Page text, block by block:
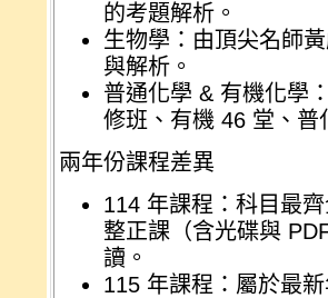
的考題解析。
生物學 ：由頂尖名師
與解析。
普通化學 & 有機化學
修班、有機 46 堂、
兩年份課程差異
114 年課程 ：科目最
整正課（含光碟與
讀。
115 年課程 ：屬於最